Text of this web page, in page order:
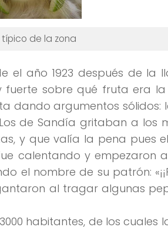
típico de la zona
el año 1923 después de la
fuerte sobre qué fruta era
dando argumentos sólidos:
de Sandía gritaban a los
y que valía la pena pues
calentando y empezaron
el nombre de su patrón:
al tragar algunas
3000 habitantes, de los cuales